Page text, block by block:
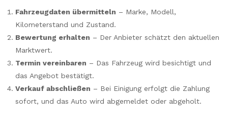
Fahrzeugdaten übermitteln – Marke, Modell,
Kilometerstand und Zustand.
Bewertung erhalten – Der Anbieter schätzt den aktuellen
Marktwert.
Termin vereinbaren – Das Fahrzeug wird besichtigt und
das Angebot bestätigt.
Verkauf abschließen – Bei Einigung erfolgt die Zahlung
sofort, und das Auto wird abgemeldet oder abgeholt.